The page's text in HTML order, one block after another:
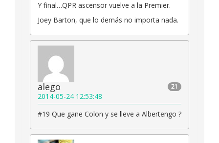
Y final…QPR ascensor vuelve a la Premier.
Joey Barton, que lo demás no importa nada.
21
alego
2014-05-24 12:53:48
#19 Que gane Colon y se lleve a Albertengo ?